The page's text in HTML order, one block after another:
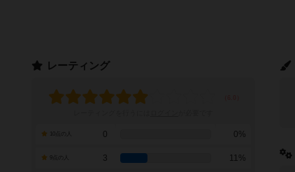
レーティング
0 0%
3 11%